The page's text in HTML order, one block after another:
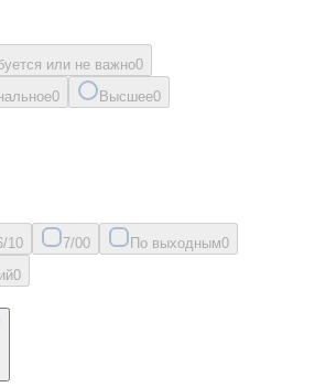
или не важно0
0 Высшее0
10 7/00 По выходным0
0